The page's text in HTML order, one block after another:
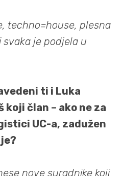
techno=house, plesna
je podjela u
ti i Luka
koji član – ako ne za
UC-a, zadužen
nove suradnike koji